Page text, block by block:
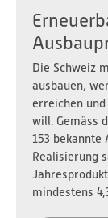
Die Schweiz
ausbauen,
erreichen
will. Gemäss
153
Realisierung
mindestens